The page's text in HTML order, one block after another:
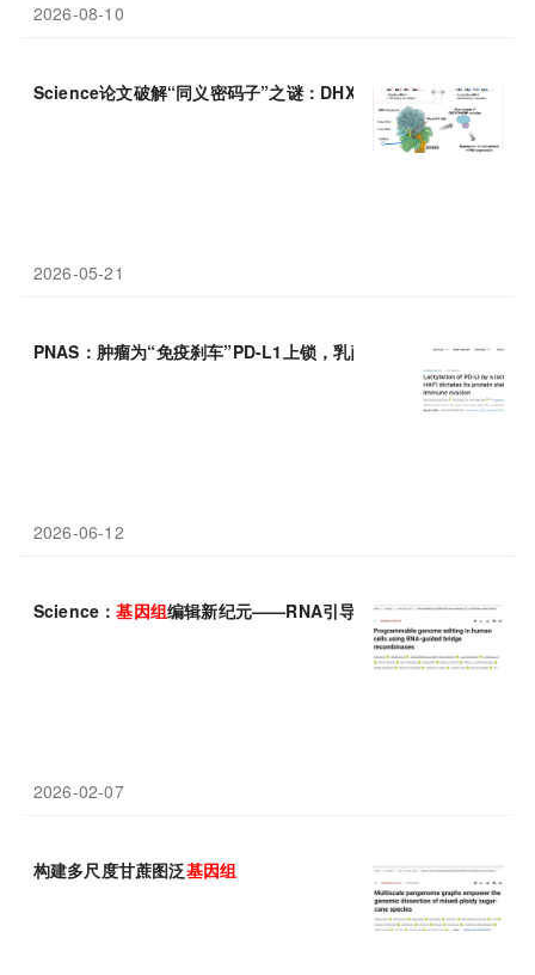
2026-08-10
Science论文破解“同义密码子”之谜：DHX29蛋白是识别非最优密
2026-05-21
PNAS：肿瘤为“免疫刹车”PD-L1上锁，乳酸化修饰增强其稳定性
2026-06-12
Science：基因组编辑新纪元——RNA引导的桥接重组酶
2026-02-07
构建多尺度甘蔗图泛基因组